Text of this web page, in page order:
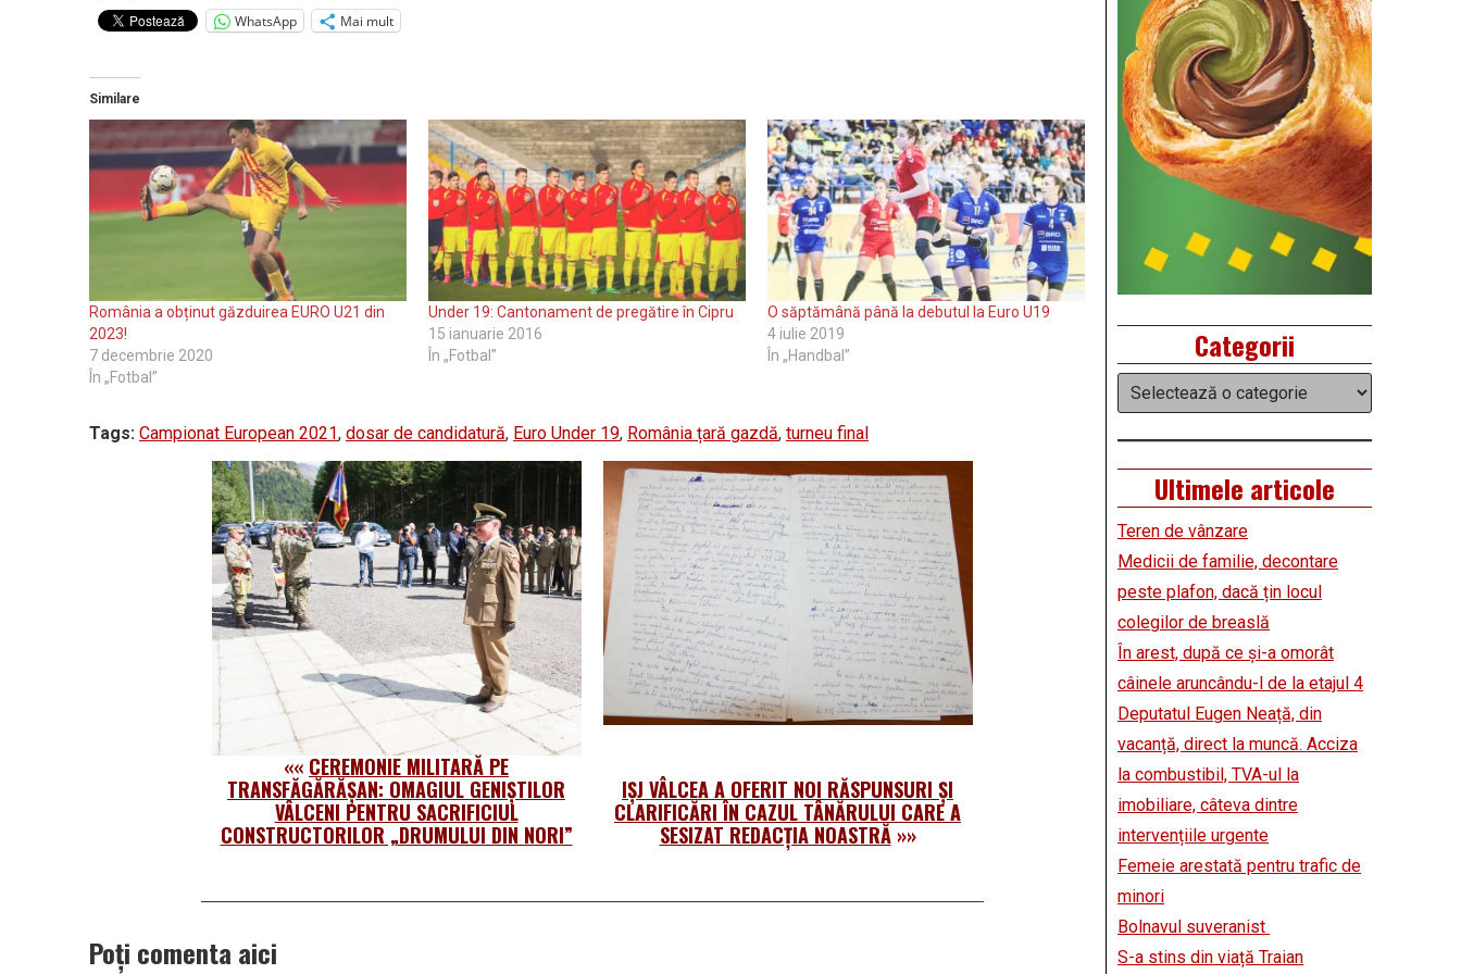
WhatsApp
Mai mult
Similare
România a obținut găzduirea EURO U21 din
2023!
7 decembrie 2020
În „Fotbal”
Under 19: Cantonament de pregătire în Cipru
15 ianuarie 2016
În „Fotbal”
O săptămână până la debutul la Euro U19
4 iulie 2019
În „Handbal”
Tags: Campionat European 2021, dosar de candidatură, Euro Under 19, România țară gazdă, turneu final
«« CEREMONIE MILITARĂ PE
TRANSFĂGĂRĂŞAN: OMAGIUL GENIȘTILOR
VÂLCENI PENTRU SACRIFICIUL
CONSTRUCTORILOR „DRUMULUI DIN NORI”
IȘJ VÂLCEA A OFERIT NOI RĂSPUNSURI ȘI
CLARIFICĂRI ÎN CAZUL TÂNĂRULUI CARE A
SESIZAT REDACȚIA NOASTRĂ»»
Poți comenta aici
Categorii
Categorii
Ultimele articole
Teren de vânzare
Medicii de familie, decontare
peste plafon, dacă țin locul
colegilor de breaslă
În arest, după ce și-a omorât
câinele aruncându-l de la etajul 4
Deputatul Eugen Neață, din
vacanță, direct la muncă. Acciza
la combustibil, TVA-ul la
imobiliare, câteva dintre
intervențiile urgente
Femeie arestată pentru trafic de
minori
Bolnavul suveranist
S-a stins din viață Traian